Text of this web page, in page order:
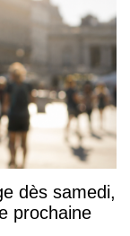
dès samedi,
prochaine